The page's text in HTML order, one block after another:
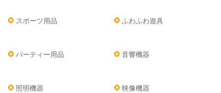
スポーツ用品 ふわふわ遊具
パーティー用品 音響機器
照明機器 映像機器